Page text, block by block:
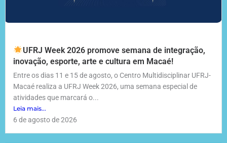
UFRJ Week 2026 promove semana de integração,
inovação, esporte, arte e cultura em Macaé!
Entre os dias 11 e 15 de agosto, o Centro Multidisciplinar UFRJ-
Macaé realiza a UFRJ Week 2026, uma semana especial de
atividades que marcará o...
Leia mais...
6 de agosto de 2026